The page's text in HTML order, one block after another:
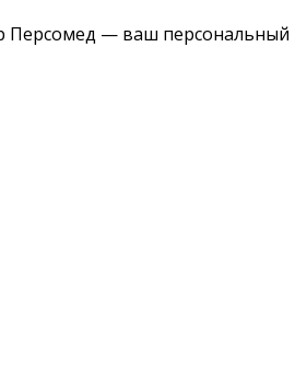
Персомед — ваш персональный